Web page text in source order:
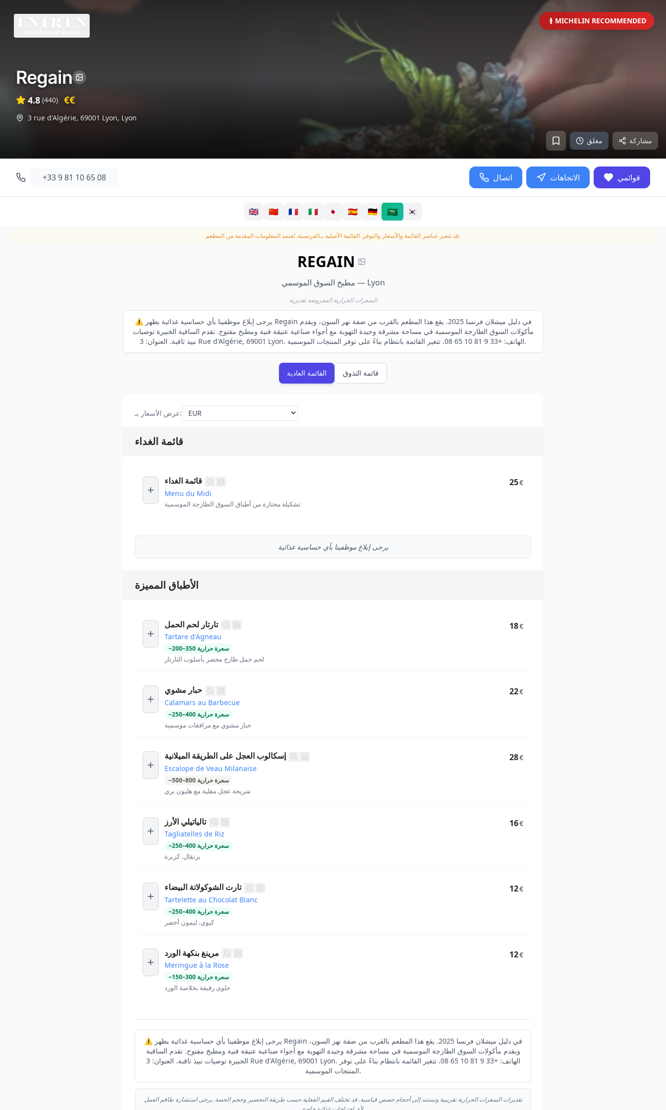
MICHELIN RECOMMENDED
مغلق مشاركة
Regain
4.8 (440) €€
3 rue d'Algérie, 69001 Lyon, Lyon
+33 9 81 10 65 08 اتصال الاتجاهات قوائمي
🇬🇧 🇨🇳 🇫🇷 🇮🇹 🇯🇵 🇪🇸 🇩🇪 🇸🇦 🇰🇷
قد تتغير عناصر القائمة والأسعار والتوفر.القائمة الأصلية بـالفرنسية. تُعتمد المعلومات المقدمة من المطعم.
REGAIN
مطبخ السوق الموسمي — Lyon
السعرات الحرارية المعروضة تقديرية
⚠️ يرجى إبلاغ موظفينا بأي حساسية غذائية يظهر Regain في دليل ميشلان فرنسا 2025. يقع هذا المطعم بالقرب من ضفة نهر السون، ويقدم
مأكولات السوق الطازجة الموسمية في مساحة مشرقة وجيدة التهوية مع أجواء صناعية عتيقة فنية ومطبخ مفتوح. تقدم الساقية الخبيرة توصيات
نبيذ ثاقبة. العنوان: 3 Rue d'Algérie, 69001 Lyon. الهاتف: +33 9 81 10 65 08. تتغير القائمة بانتظام بناءً على توفر المنتجات الموسمية.
القائمة العادية قائمة التذوق
عرض الأسعار بـ:
قائمة الغداء
قائمة الغداء
Menu du Midi
تشكيلة مختارة من أطباق السوق الطازجة الموسمية
25€
يرجى إبلاغ موظفينا بأي حساسية غذائية
الأطباق المميزة
تارتار لحم الحمل
Tartare d'Agneau
~200–350 سعرة حرارية
لحم حمل طازج محضر بأسلوب التارتار
18€
حبار مشوي
Calamars au Barbecue
~250–400 سعرة حرارية
حبار مشوي مع مرافقات موسمية
22€
إسكالوب العجل على الطريقة الميلانية
Escalope de Veau Milanaise
~500–800 سعرة حرارية
شريحة عجل مقلية مع هليون بري
28€
تالياتيلي الأرز
Tagliatelles de Riz
~250–400 سعرة حرارية
برتقال، كزبرة
16€
تارت الشوكولاتة البيضاء
Tartelette au Chocolat Blanc
~250–400 سعرة حرارية
كيوي، ليمون أخضر
12€
مرينغ بنكهة الورد
Meringue à la Rose
~150–300 سعرة حرارية
حلوى رقيقة بخلاصة الورد
12€
⚠️ يرجى إبلاغ موظفينا بأي حساسية غذائية يظهر Regain في دليل ميشلان فرنسا 2025. يقع هذا المطعم بالقرب من ضفة نهر السون،
ويقدم مأكولات السوق الطازجة الموسمية في مساحة مشرقة وجيدة التهوية مع أجواء صناعية عتيقة فنية ومطبخ مفتوح. تقدم الساقية
الخبيرة توصيات نبيذ ثاقبة. العنوان: 3 Rue d'Algérie, 69001 Lyon. الهاتف: +33 9 81 10 65 08. تتغير القائمة بانتظام بناءً على توفر
المنتجات الموسمية.
تقديرات السعرات الحرارية تقريبية وتستند إلى أحجام حصص قياسية. قد تختلف القيم الفعلية حسب طريقة التحضير وحجم الحصة. يرجى استشارة طاقم العمل